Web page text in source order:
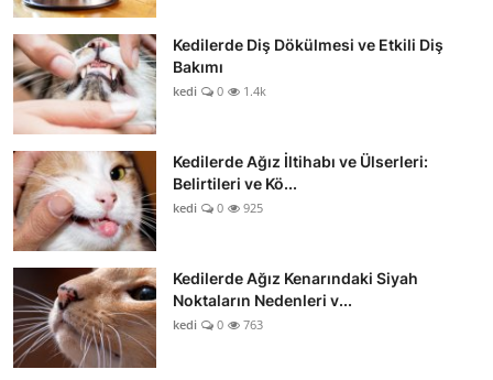
Kedilerde Diş Dökülmesi ve Etkili Diş
Bakımı
kedi 0 1.4k
Kedilerde Ağız İltihabı ve Ülserleri:
Belirtileri ve Kö...
kedi 0 925
Kedilerde Ağız Kenarındaki Siyah
Noktaların Nedenleri v...
kedi 0 763